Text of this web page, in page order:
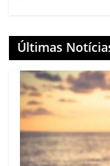
Últimas